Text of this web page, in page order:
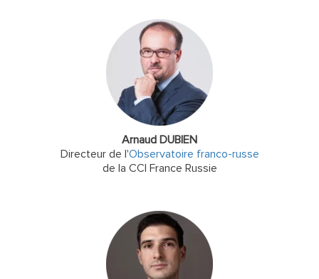
Arnaud DUBIEN
Directeur de l'Observatoire franco-russe
de la CCI France Russie